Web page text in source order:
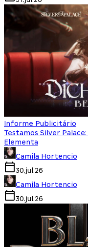
Informe Publicitário
Testamos Silver
Elementa
Camila Hortencio
30.jul.26
Camila Hortencio
30.jul.26